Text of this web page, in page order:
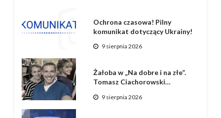
Ochrona czasowa! Pilny
komunikat dotyczący Ukrainy!
9 sierpnia 2026
Żałoba w „Na dobre i na złe”.
Tomasz Ciachorowski…
9 sierpnia 2026